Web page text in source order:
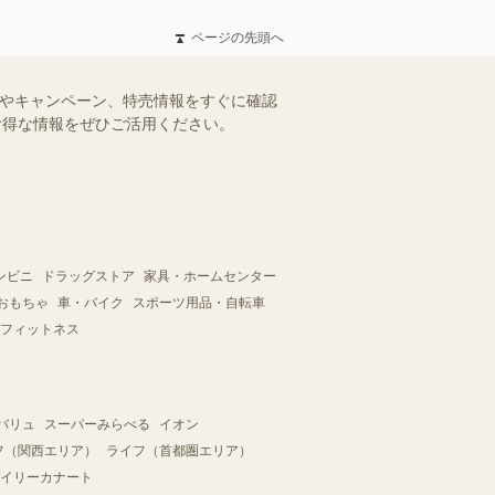
ページの先頭へ
キャンペーン、特売情報をすぐに確認
な情報をぜひご活用ください。
ビニ ドラッグストア
家具・ホームセンター
もちゃ
車・バイク
スポーツ用品・自転車
ィットネス
リュ スーパーみらべる
イオン
関西エリア）
ライフ（首都圏エリア）
リーカナート